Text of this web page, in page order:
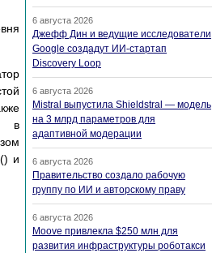
в
и
6 августа 2026
Джефф Дин и ведущие исследователи
Google создадут ИИ-стартап
Discovery Loop
6 августа 2026
Mistral выпустила Shieldstral — модель
на 3 млрд параметров для
адаптивной модерации
6 августа 2026
Правительство создало рабочую
группу по ИИ и авторскому праву
6 августа 2026
Moove привлекла $250 млн для
развития инфраструктуры роботакси